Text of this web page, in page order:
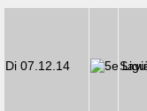
Di 07.12.14